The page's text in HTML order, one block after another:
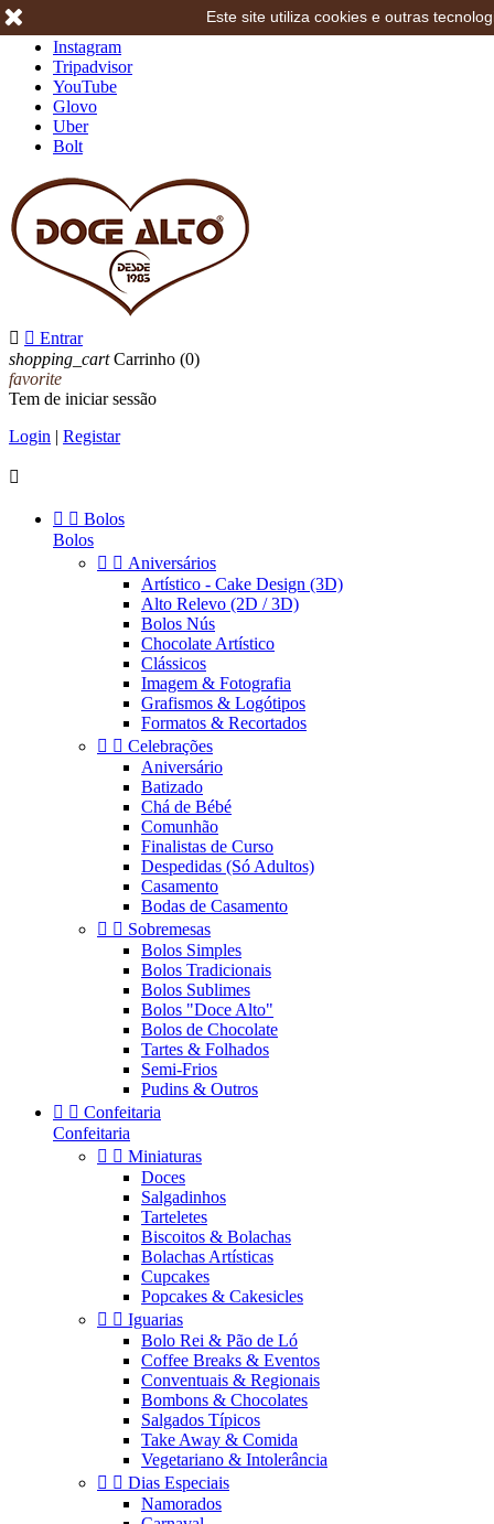
Instagram
Tripadvisor
YouTube
Glovo
Uber
Bolt
  Entrar
shopping_cart Carrinho (0)
favorite
Tem de iniciar sessão
Login | Registar

  Bolos
Bolos
  Aniversários
Artístico - Cake Design (3D)
Alto Relevo (2D / 3D)
Bolos Nús
Chocolate Artístico
Clássicos
Imagem & Fotografia
Grafismos & Logótipos
Formatos & Recortados
  Celebrações
Aniversário
Batizado
Chá de Bébé
Comunhão
Finalistas de Curso
Despedidas (Só Adultos)
Casamento
Bodas de Casamento
  Sobremesas
Bolos Simples
Bolos Tradicionais
Bolos Sublimes
Bolos "Doce Alto"
Bolos de Chocolate
Tartes & Folhados
Semi-Frios
Pudins & Outros
  Confeitaria
Confeitaria
  Miniaturas
Doces
Salgadinhos
Tarteletes
Biscoitos & Bolachas
Bolachas Artísticas
Cupcakes
Popcakes & Cakesicles
  Iguarias
Bolo Rei & Pão de Ló
Coffee Breaks & Eventos
Conventuais & Regionais
Bombons & Chocolates
Salgados Típicos
Take Away & Comida
Vegetariano & Intolerância
  Dias Especiais
Namorados
Este site utiliza cookies e outras